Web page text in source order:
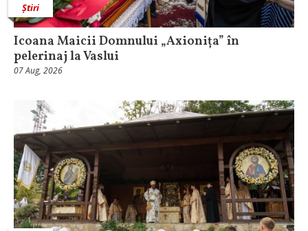
Știri
Icoana Maicii Domnului „Axionița” în
pelerinaj la Vaslui
07 Aug, 2026